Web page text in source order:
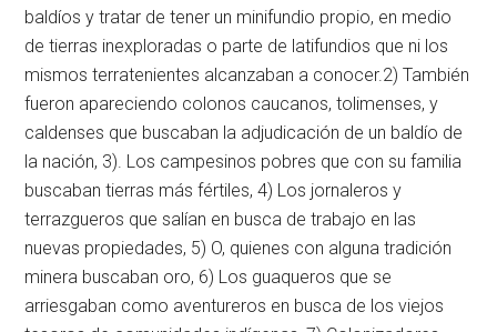
baldíos y tratar de tener un minifundio propio, en medio
de tierras inexploradas o parte de latifundios que ni los
mismos terratenientes alcanzaban a conocer.2) También
fueron apareciendo colonos caucanos, tolimenses, y
caldenses que buscaban la adjudicación de un baldío de
la nación, 3). Los campesinos pobres que con su familia
buscaban tierras más fértiles, 4) Los jornaleros y
terrazgueros que salían en busca de trabajo en las
nuevas propiedades, 5) O, quienes con alguna tradición
minera buscaban oro, 6) Los guaqueros que se
arriesgaban como aventureros en busca de los viejos